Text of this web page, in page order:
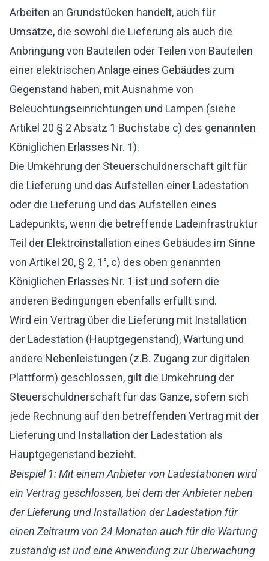
Arbeiten an Grundstücken handelt, auch für
Umsätze, die sowohl die Lieferung als auch die
Anbringung von Bauteilen oder Teilen von Bauteilen
einer elektrischen Anlage eines Gebäudes zum
Gegenstand haben, mit Ausnahme von
Beleuchtungseinrichtungen und Lampen (siehe
Artikel 20 § 2 Absatz 1 Buchstabe c) des genannten
Königlichen Erlasses Nr. 1).
Die Umkehrung der Steuerschuldnerschaft gilt für
die Lieferung und das Aufstellen einer Ladestation
oder die Lieferung und das Aufstellen eines
Ladepunkts, wenn die betreffende Ladeinfrastruktur
Teil der Elektroinstallation eines Gebäudes im Sinne
von Artikel 20, § 2, 1°, c) des oben genannten
Königlichen Erlasses Nr. 1 ist und sofern die
anderen Bedingungen ebenfalls erfüllt sind.
Wird ein Vertrag über die Lieferung mit Installation
der Ladestation (Hauptgegenstand), Wartung und
andere Nebenleistungen (z.B. Zugang zur digitalen
Plattform) geschlossen, gilt die Umkehrung der
Steuerschuldnerschaft für das Ganze, sofern sich
jede Rechnung auf den betreffenden Vertrag mit der
Lieferung und Installation der Ladestation als
Hauptgegenstand bezieht.
Beispiel 1: Mit einem Anbieter von Ladestationen wird
ein Vertrag geschlossen, bei dem der Anbieter neben
der Lieferung und Installation der Ladestation für
einen Zeitraum von 24 Monaten auch für die Wartung
zuständig ist und eine Anwendung zur Überwachung